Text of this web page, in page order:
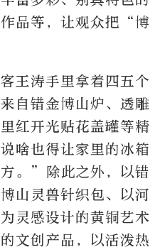
品等，让观众把“博
王涛手里拿着四五个
自错金博山炉、透雕
红开光贴花盖罐等精
啥也得让家里的冰箱
。”除此之外，以错
山灵兽针织包、以河
灵感设计的黄铜艺术
文创产品，以活泼热